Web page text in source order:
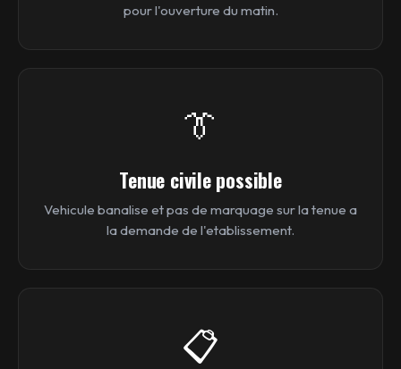
pour l'ouverture du matin.
👔
Tenue civile possible
Vehicule banalise et pas de marquage sur la tenue a
la demande de l'etablissement.
📋